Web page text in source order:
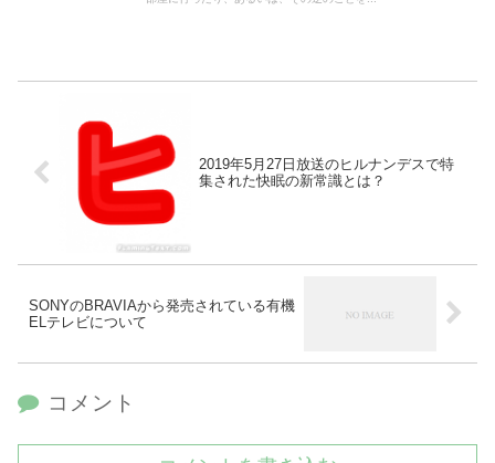
2019年5月27日放送のヒルナンデスで特
集された快眠の新常識とは？
SONYのBRAVIAから発売されている有機
ELテレビについて
コメント